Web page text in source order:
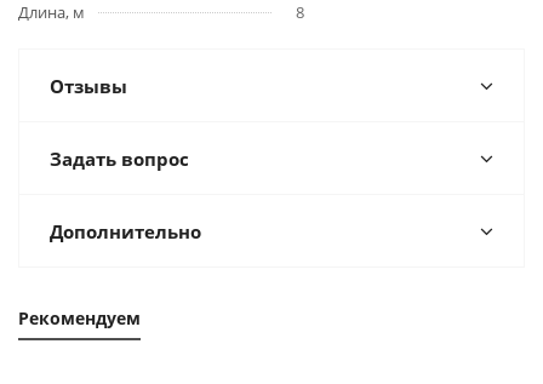
Длина, м
8
Отзывы
Задать вопрос
Дополнительно
Рекомендуем